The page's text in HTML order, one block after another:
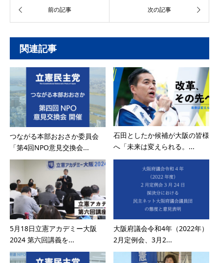
関連記事
つながる本部おおさか委員会
「第4回NPO意見交換会...
石田としたか候補が大阪の皆様
へ「未来は変えられる。...
5月18日立憲アカデミー大阪
2024 第六回講義を...
大阪府議会令和4年（2022年）
2月定例会、3月2...